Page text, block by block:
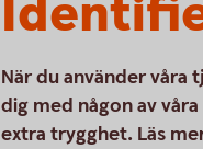
När du använder
dig med någon av
extra trygghet. Läs